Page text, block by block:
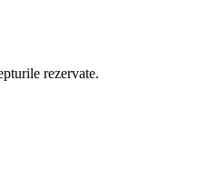
rezervate.